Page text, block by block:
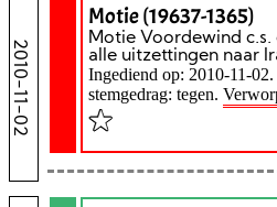
2010-11-02
Motie (19637-1365)
Motie Voordewind
alle uitzettingen naar
Ingediend op: 2010-11-
stemgedrag: tegen.